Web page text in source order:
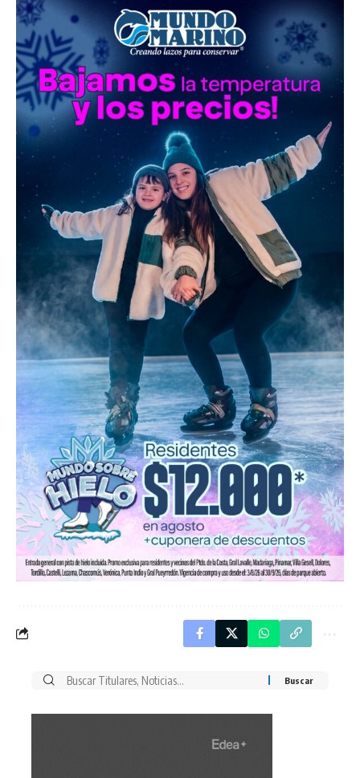
Buscar